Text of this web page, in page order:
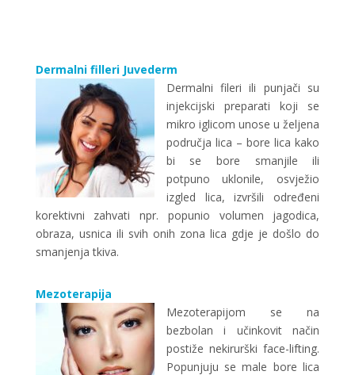
Dermalni filleri Juvederm
Dermalni fileri ili punjači su
injekcijski preparati koji se
mikro iglicom unose u željena
područja lica – bore lica kako
bi se bore smanjile ili
potpuno uklonile, osvježio
izgled lica, izvršili određeni
korektivni zahvati npr. popunio volumen jagodica,
obraza, usnica ili svih onih zona lica gdje je došlo do
smanjenja tkiva.
Mezoterapija
Mezoterapijom se na
bezbolan i učinkovit način
postiže nekirurški face-lifting.
Popunjuju se male bore lica